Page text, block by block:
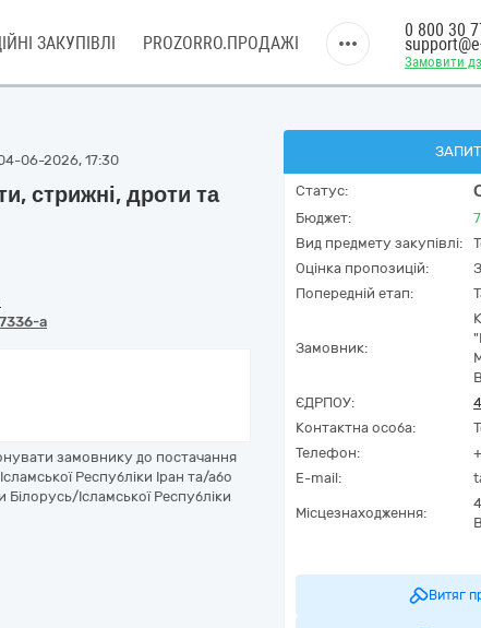
ЗАКУПІВЛІ PROZORRO.ПРОДАЖІ
Замовити
0 800 30
06-2026, 17:30
стрижні, дроти та
a
замовнику до постачання
Республіки Іран та/або
Ісламської Республіки
Статус:
Бюджет:
Вид предмету закупівлі:
Оцінка пропозицій:
Попередній етап:
Замовник:
ЄДРПОУ:
Контактна особа:
Телефон:
E-mail:
Місцезнаходження:
Витяг